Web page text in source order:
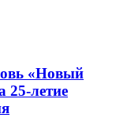
«Новый
25-летие